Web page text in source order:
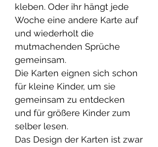
kleben. Oder ihr hängt jede
Woche eine andere Karte auf
und wiederholt die
mutmachenden Sprüche
gemeinsam.
Die Karten eignen sich schon
für kleine Kinder, um sie
gemeinsam zu entdecken
und für größere Kinder zum
selber lesen.
Das Design der Karten ist zwar